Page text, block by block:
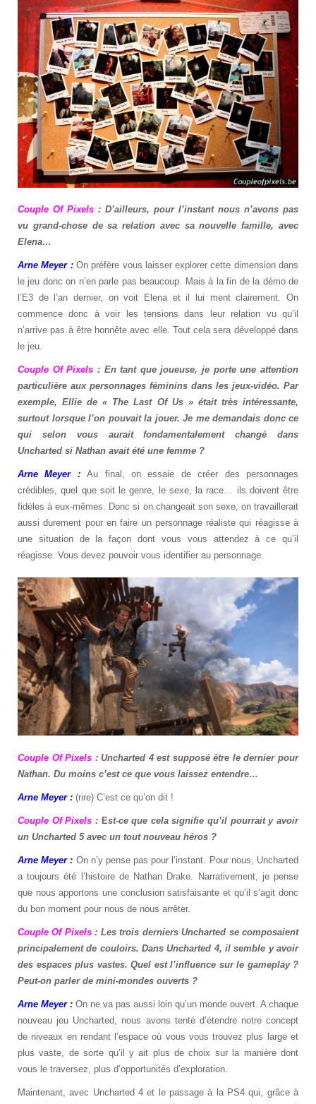
Couple Of Pixels : D’ailleurs, pour l’instant nous n’avons pas
vu grand-chose de sa relation avec sa nouvelle famille, avec
Elena…
Arne Meyer :On préfère vous laisser explorer cette dimension dans
le jeu donc on n’en parle pas beaucoup. Mais à la fin de la démo de
l’E3 de l’an dernier, on voit Elena et il lui ment clairement. On
commence donc à voir les tensions dans leur relation vu qu’il
n’arrive pas à être honnête avec elle. Tout cela sera développé dans
le jeu.
Couple Of Pixels :En tant que joueuse, je porte une attention
particulière aux personnages féminins dans les jeux-vidéo. Par
exemple, Ellie de « The Last Of Us » était très intéressante,
surtout lorsque l’on pouvait la jouer. Je me demandais donc ce
qui selon vous aurait fondamentalement changé dans
Uncharted si Nathan avait été une femme ?
Arne Meyer :
Au final, on essaie de créer des personnages
crédibles, quel que soit le genre, le sexe, la race… ils doivent être
fidèles à eux-mêmes. Donc si on changeait son sexe, on travaillerait
aussi durement pour en faire un personnage réaliste qui réagisse à
une situation de la façon dont vous vous attendez à ce qu’il
réagisse. Vous devez pouvoir vous identifier au personnage.
Couple Of Pixels :Uncharted 4 est supposé être le dernier pour
Nathan. Du moins c’est ce que vous laissez entendre…
Arne Meyer : (rire) C’est ce qu’on dit !
Couple Of Pixels :Est-ce que cela signifie qu’il pourrait y avoir
un Uncharted 5 avec un tout nouveau héros ?
Arne Meyer : On n’y pense pas pour l’instant. Pour nous, Uncharted
a toujours été l’histoire de Nathan Drake. Narrativement, je pense
que nous apportons une conclusion satisfaisante et qu’il s’agit donc
du bon moment pour nous de nous arrêter.
Couple Of Pixels : Les trois derniers Uncharted se composaient
principalement de couloirs. Dans Uncharted 4, il semble y avoir
des espaces plus vastes. Quel est l’influence sur le gameplay ?
Peut-on parler de mini-mondes ouverts ?
Arne Meyer : On ne va pas aussi loin qu’un monde ouvert. A chaque
nouveau jeu Uncharted, nous avons tenté d’étendre notre concept
de niveaux en rendant l’espace où vous vous trouvez plus large et
plus vaste, de sorte qu’il y ait plus de choix sur la manière dont
vous le traversez, plus d’opportunités d’exploration.
Maintenant, avec Uncharted 4 et le passage à la PS4 qui, grâce à